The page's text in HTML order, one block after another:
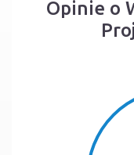
Opinie o